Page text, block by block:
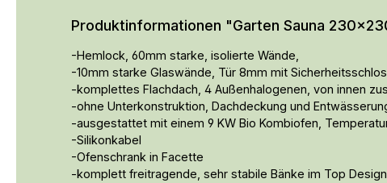
Produktinformationen "Garten Sauna
-Hemlock, 60mm starke, isolierte Wände,
-10mm starke Glaswände, Tür 8mm mit
-komplettes Flachdach, 4 Außenhalogenen, von innen
-ohne Unterkonstruktion, Dachdeckung und
-ausgestattet mit einem 9 KW Bio Kombiofen,
-Silikonkabel
-Ofenschrank in Facette
-komplett freitragende, sehr stabile Bänke im Top Design